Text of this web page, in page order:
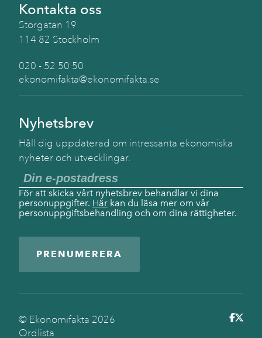
Kontakta oss
Storgatan 19
114 82 Stockholm
020 - 52 50 50
ekonomifakta@ekonomifakta.se
Nyhetsbrev
Håll dig uppdaterad om intressanta ekonomiska
nyheter och utvecklingar.
För att skicka vårt nyhetsbrev behandlar vi dina
personuppgifter. Här kan du läsa mer om vår
personuppgiftsbehandling och om dina rättigheter.
PRENUMERERA
© Ekonomifakta 2026
Ordlista